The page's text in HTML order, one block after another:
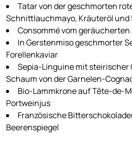
Tatar von der geschmorten
Schnittlauchmayo, Kräuteröl und
Consommé vom
In Gerstenmiso geschmorter
Forellenkaviar
Sepia-Linguine mit steirischer
Schaum von der Garnelen-
Bio-Lammkrone auf Tête-de-
Portweinjus
Französische
Beerenspiegel